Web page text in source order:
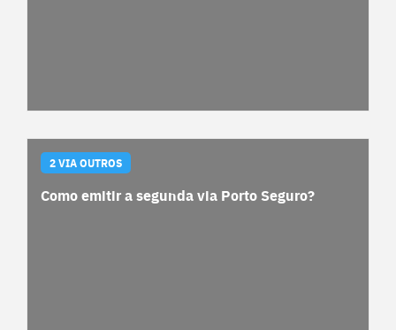
2 VIA OUTROS
Como emitir a segunda via Porto Seguro?